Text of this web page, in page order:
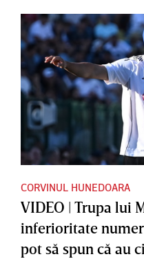
CORVINUL HUNEDOARA
VIDEO | Trupa lui
inferioritate
pot să spun că au